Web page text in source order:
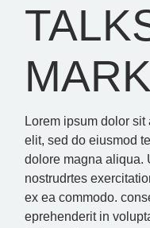
Lorem ipsum dolor
elit, sed do eiusmod
dolore magna aliqua.
nostrudrtes
ex ea commodo.
eprehenderit in